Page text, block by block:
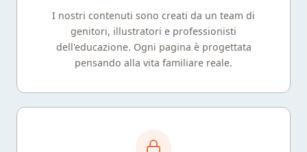
I nostri contenuti sono creati da un team di
genitori, illustratori e professionisti
dell'educazione. Ogni pagina è progettata
pensando alla vita familiare reale.